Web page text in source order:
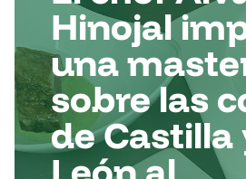
Hinojal
una
sobre las
de Castilla